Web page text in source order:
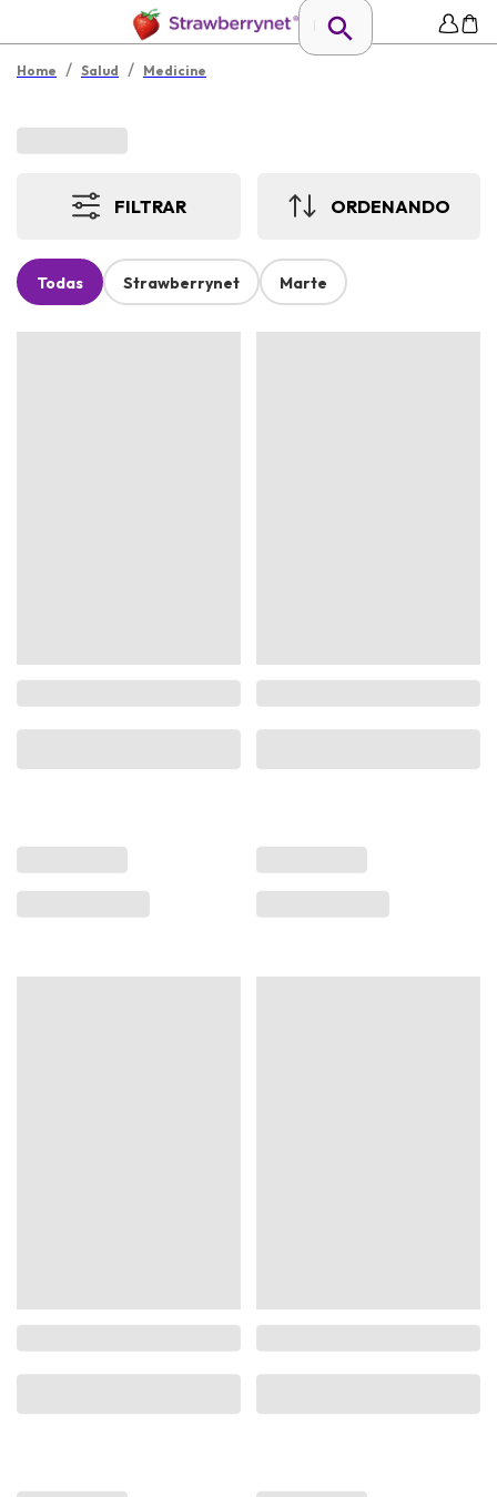
Home / Salud / Medicine
FILTRAR ORDENANDO
Todas Strawberrynet Marte